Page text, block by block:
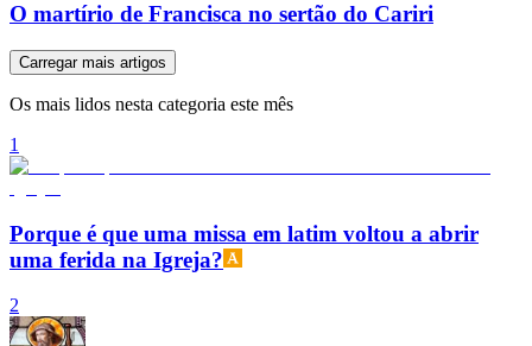
O martírio de Francisca no sertão do Cariri
Carregar mais artigos
Os mais lidos nesta categoria este mês
1
Porque é que uma missa em latim voltou a abrir
uma ferida na Igreja?
2